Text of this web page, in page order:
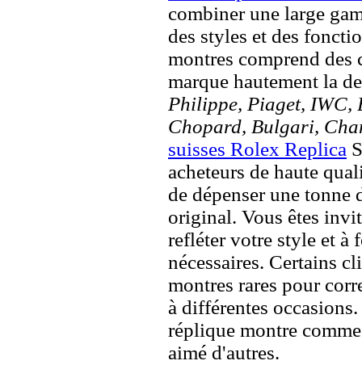
combiner une large
des styles et des
montres comprend des
marque hautement la
Philippe, Piaget, IWC,
Chopard, Bulgari,
suisses Rolex Replica
acheteurs de haute
de dépenser une
original. Vous êtes
refléter votre style et à
nécessaires. Certains
montres rares pour
à différentes
réplique montre
aimé d'autres.